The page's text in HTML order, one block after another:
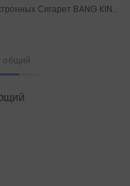
Сигарет BANG KING
общий